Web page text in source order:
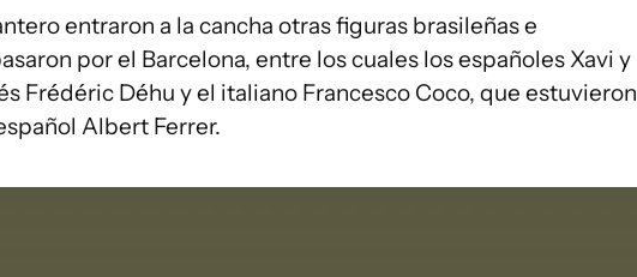
entraron a la cancha otras figuras brasileñas e
por el Barcelona, entre los cuales los españoles Xavi y
Frédéric Déhu y el italiano Francesco Coco, que estuvieron
Albert Ferrer.